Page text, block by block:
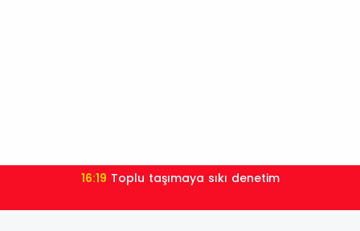
16:19 Toplu taşımaya sıkı denetim